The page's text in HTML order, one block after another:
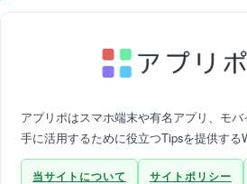
アプリポはスマホ端末や有名アプリ、モ
手に活用するために役立つTipsを提供する
当サイトについて サイトポリシー